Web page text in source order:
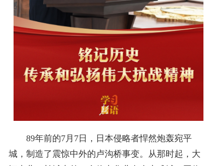
89年前的7月7日，日本侵略者悍然炮轰宛平
城，制造了震惊中外的卢沟桥事变。从那时起，大